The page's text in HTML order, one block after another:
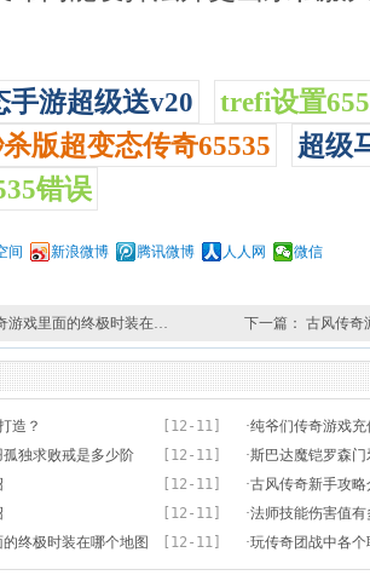
手游超级送v20
trefi设置
版超变态传奇65535
超级
错误
间 新浪微博 腾讯微博 人人网 微信
游戏里面的终极时装在… 下一篇： 古风传奇
[12-11]
造？ ·纯爷们传奇游戏
[12-11]
独求败戒是多少阶
·斯巴达魔铠罗森
[12-11]
·古风传奇新手攻略
[12-11]
·法师技能伤害值有
[12-11]
终极时装在哪个地图
·玩传奇团战中各